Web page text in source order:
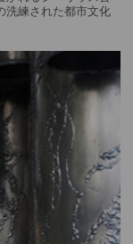
洗練された都市文化